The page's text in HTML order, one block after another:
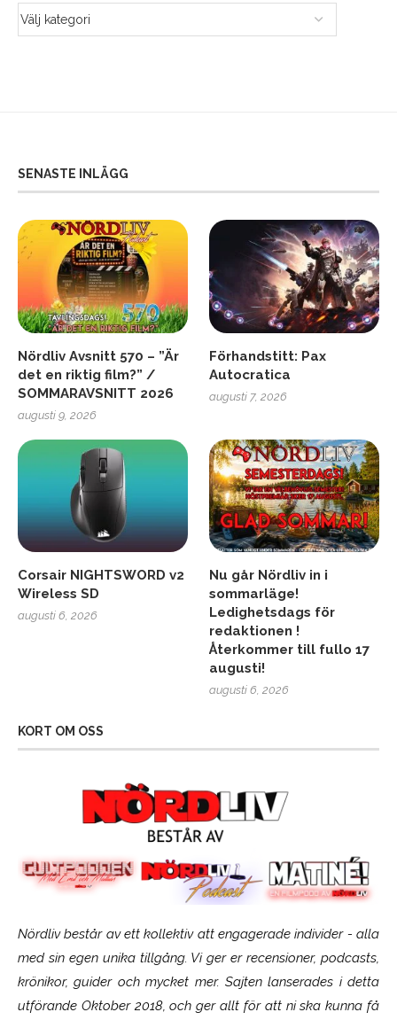
SENASTE INLÄGG
Nördliv Avsnitt 570 – ”Är
det en riktig film?” /
SOMMARAVSNITT 2026
augusti 9, 2026
Förhandstitt: Pax
Autocratica
augusti 7, 2026
Corsair NIGHTSWORD v2
Wireless SD
augusti 6, 2026
Nu går Nördliv in i
sommarläge!
Ledighetsdags för
redaktionen !
Återkommer till fullo 17
augusti!
augusti 6, 2026
KORT OM OSS
Nördliv består av ett kollektiv att engagerade individer - alla
med sin egen unika tillgång. Vi ger er recensioner, podcasts,
krönikor, guider och mycket mer. Sajten lanserades i detta
utförande Oktober 2018, och ger allt för att ni ska kunna få